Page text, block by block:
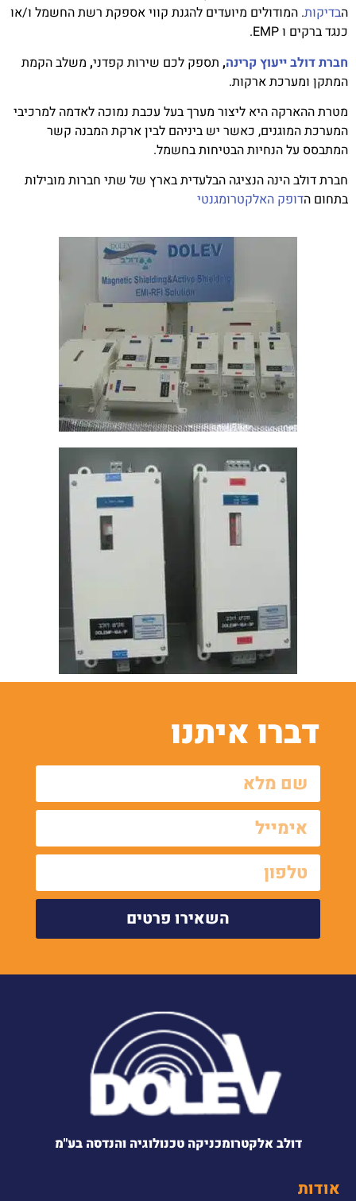
הבדיקות. המודולים מיועדים להגנת קווי אספקת רשת החשמל ו/או
כנגד ברקים וEMP
.
חברת דולב ייעוץ קרינה, תספק לכם שירות קפדני, משלב הקמת
המתקן ומערכת ארקות.
מטרת ההארקה היא ליצור מערך בעל עכבת נמוכה לאדמה למרכיבי
המערכת המוגנים, כאשר יש ביניהם לבין ארקת המבנה קשר
המתבסס על הנחיות הבטיחות בחשמל.
חברת דולב הינה הנציגה הבלעדית בארץ של שתי חברות מובילות
בתחום הדופק האלקטרומגנטי
דברו איתנו
השאירו פרטים
דולב אלקטרומכניקה טכנולוגיה והנדסה בע"מ
אודות